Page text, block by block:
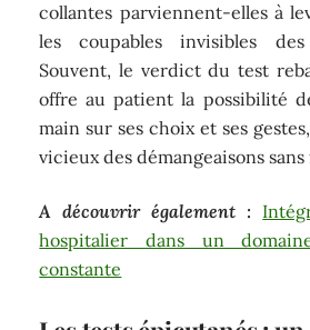
collantes parviennent-elles à
les coupables invisibles
Souvent, le verdict du test
offre au patient la possibilité
main sur ses choix et ses
vicieux des démangeaisons sans
A découvrir également :
hospitalier dans un
constante